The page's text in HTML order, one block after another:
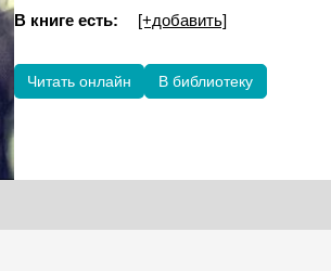
В книге есть: [+добавить]
Читать онлайн В библиотеку